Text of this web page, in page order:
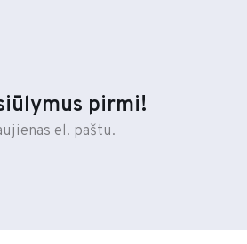
pirmi!
el. paštu.